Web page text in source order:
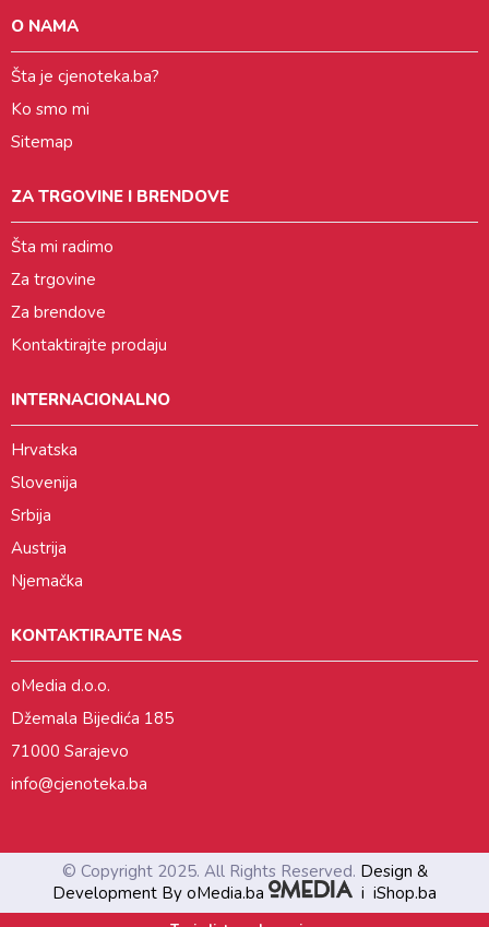
O NAMA
Šta je cjenoteka.ba?
Ko smo mi
Sitemap
ZA TRGOVINE I BRENDOVE
Šta mi radimo
Za trgovine
Za brendove
Kontaktirajte prodaju
INTERNACIONALNO
Hrvatska
Slovenija
Srbija
Austrija
Njemačka
KONTAKTIRAJTE NAS
oMedia d.o.o.
Džemala Bijedića 185
71000 Sarajevo
info@cjenoteka.ba
© Copyright 2025. All Rights Reserved. Design &
Development By oMedia.ba
i iShop.ba